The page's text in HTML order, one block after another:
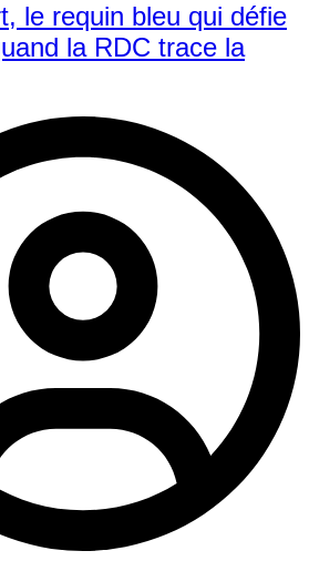
le requin bleu qui défie
la RDC trace la